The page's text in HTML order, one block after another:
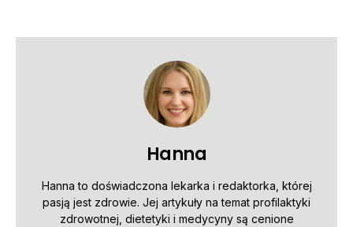
Hanna
Hanna to doświadczona lekarka i redaktorka, której
pasją jest zdrowie. Jej artykuły na temat profilaktyki
zdrowotnej, dietetyki i medycyny są cenione